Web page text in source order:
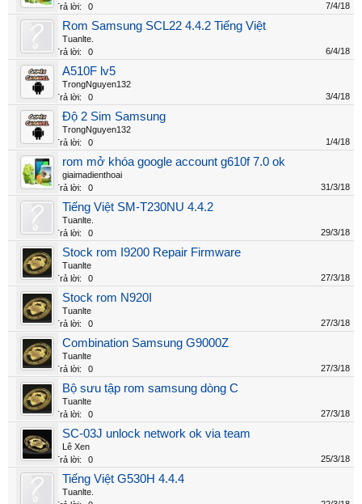
Trả lời:
0 7/4/18
Rom Samsung SCL22 4.4.2 Tiếng Việt
Tuanlte.
Trả lời:
0 6/4/18
A510F lv5
TrongNguyen132
Trả lời:
0 3/4/18
Độ 2 Sim Samsung
TrongNguyen132
Trả lời:
0 1/4/18
rom mở khóa google account g610f 7.0 ok
giaimadienthoai
Trả lời:
0 31/3/18
Tiếng Việt SM-T230NU 4.4.2
Tuanlte.
Trả lời:
0 29/3/18
Stock rom I9200 Repair Firmware
Tuanlte
Trả lời:
0 27/3/18
Stock rom N920I
Tuanlte
Trả lời:
0 27/3/18
Combination Samsung G9000Z
Tuanlte
Trả lời:
0 27/3/18
Bộ sưu tập rom samsung dòng C
Tuanlte
Trả lời:
0 27/3/18
SC-03J unlock network ok via team
Lê Xen
Trả lời:
0 25/3/18
Tiếng Việt G530H 4.4.4
Tuanlte.